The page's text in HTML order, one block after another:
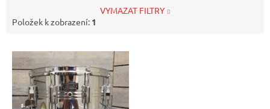
VYMAZAT FILTRY
Položek k zobrazení: 1
V
p